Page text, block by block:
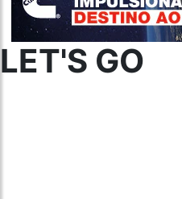
LET'S GO